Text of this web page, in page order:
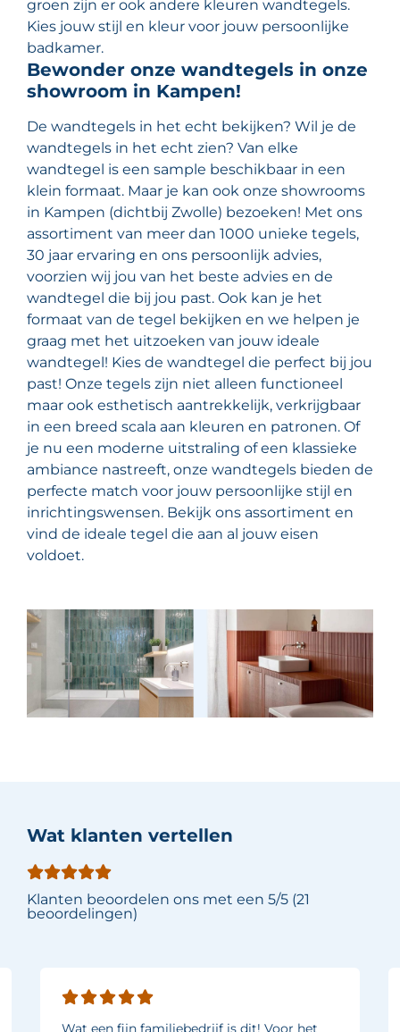
groen zijn er ook andere kleuren wandtegels.
Kies jouw stijl en kleur voor jouw persoonlijke
badkamer.
Bewonder onze wandtegels in onze
showroom in Kampen!
De wandtegels in het echt bekijken? Wil je de
wandtegels in het echt zien? Van elke
wandtegel is een sample beschikbaar in een
klein formaat. Maar je kan ook onze showrooms
in Kampen (dichtbij Zwolle) bezoeken! Met ons
assortiment van meer dan 1000 unieke tegels,
30 jaar ervaring en ons persoonlijk advies,
voorzien wij jou van het beste advies en de
wandtegel die bij jou past. Ook kan je het
formaat van de tegel bekijken en we helpen je
graag met het uitzoeken van jouw ideale
wandtegel! Kies de wandtegel die perfect bij jou
past! Onze tegels zijn niet alleen functioneel
maar ook esthetisch aantrekkelijk, verkrijgbaar
in een breed scala aan kleuren en patronen. Of
je nu een moderne uitstraling of een klassieke
ambiance nastreeft, onze wandtegels bieden de
perfecte match voor jouw persoonlijke stijl en
inrichtingswensen. Bekijk ons assortiment en
vind de ideale tegel die aan al jouw eisen
voldoet.
Wat klanten vertellen
Klanten beoordelen ons met een 5/5 (21
beoordelingen)
Wat een fijn familiebedrijf is dit! Voor het